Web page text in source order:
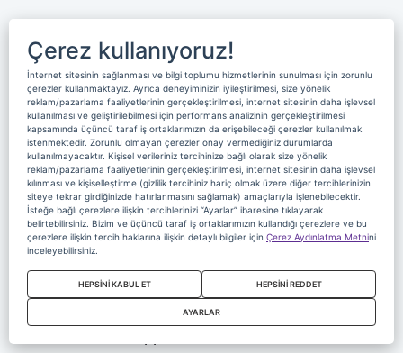
Digiturk
beIN MEDIA GROUP
beIN SPORTS United States
beIN SPORTS France
beIN SPORTS Australia
beIN SPORTS Hong Kong
beIN SPORTS Thailand
Çerez kullanıyoruz!
İnternet sitesinin sağlanması ve bilgi toplumu hizmetlerinin sunulması için zorunlu
çerezler kullanmaktayız. Ayrıca deneyiminizin iyileştirilmesi, size yönelik
reklam/pazarlama faaliyetlerinin gerçekleştirilmesi, internet sitesinin daha işlevsel
kullanılması ve geliştirilebilmesi için performans analizinin gerçekleştirilmesi
kapsamında üçüncü taraf iş ortaklarımızın da erişebileceği çerezler kullanılmak
istenmektedir. Zorunlu olmayan çerezler onay vermediğiniz durumlarda
kullanılmayacaktır. Kişisel verileriniz tercihinize bağlı olarak size yönelik
reklam/pazarlama faaliyetlerinin gerçekleştirilmesi, internet sitesinin daha işlevsel
kılınması ve kişiselleştirme (gizlilik tercihiniz hariç olmak üzere diğer tercihlerinizin
siteye tekrar girdiğinizde hatırlanmasını sağlamak) amaçlarıyla işlenebilecektir.
İsteğe bağlı çerezlere ilişkin tercihlerinizi “Ayarlar” ibaresine tıklayarak
belirtebilirsiniz. Bizim ve üçüncü taraf iş ortaklarımızın kullandığı çerezlere ve bu
çerezlere ilişkin tercih haklarına ilişkin detaylı bilgiler için Çerez Aydınlatma Metnini
inceleyebilirsiniz.
HEPSİNİ KABUL ET HEPSİNİ REDDET
AYARLAR